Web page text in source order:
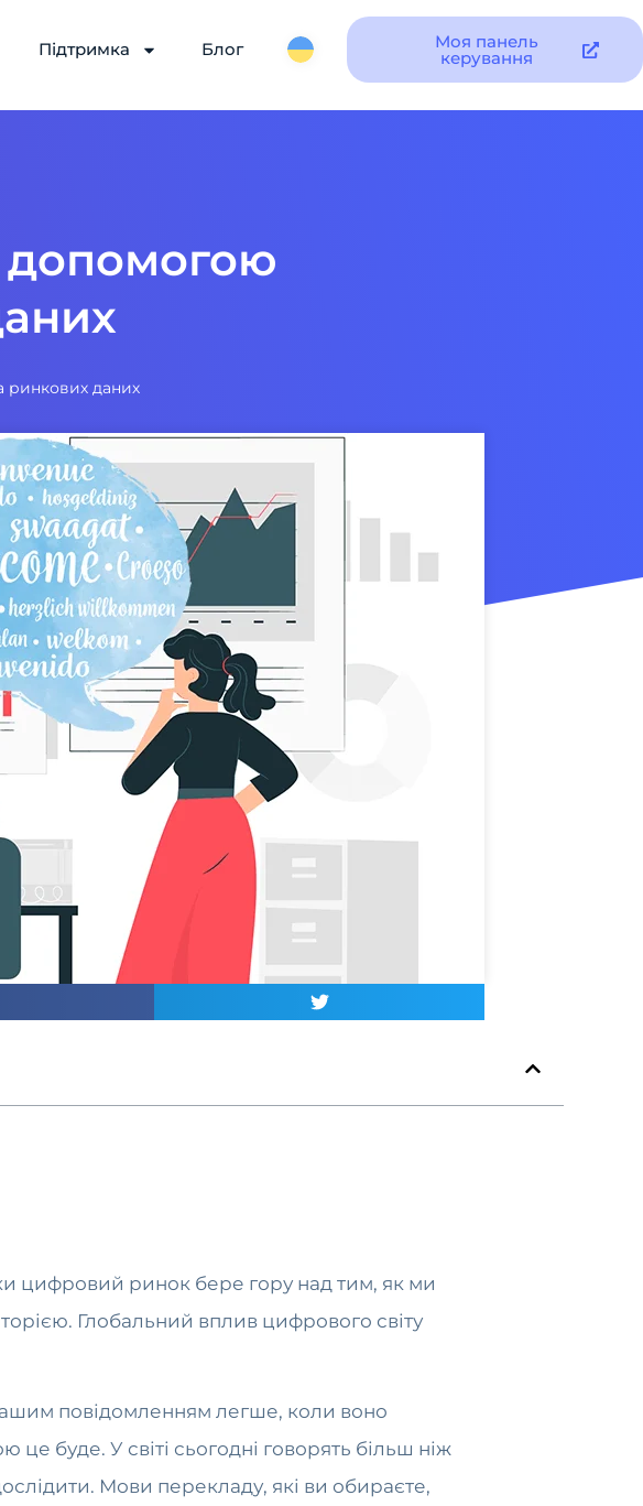
Підтримка Блог Моя панель
керування
допомогою
ринкових даних
цифровий ринок бере гору над тим, як ми
Глобальний вплив цифрового світу
повідомленням легше, коли воно
буде. У світі сьогодні говорять більш ніж
Мови перекладу, які ви обираєте,